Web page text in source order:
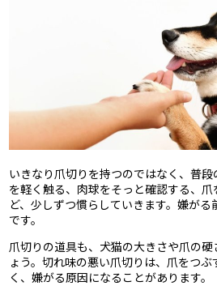
いきなり爪切りを持つのではなく、普
を軽く触る、肉球をそっと確認する、
ど、少しずつ慣らしていきます。嫌がる
です。
爪切りの道具も、犬猫の大きさや爪の
ょう。切れ味の悪い爪切りは、爪をつ
く、嫌がる原因になることがあります。